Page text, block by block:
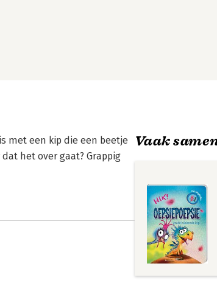
met een kip die een beetje
het over gaat? Grappig
Vaak